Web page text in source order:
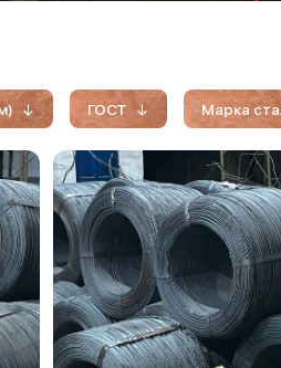
ГОСТ Марка